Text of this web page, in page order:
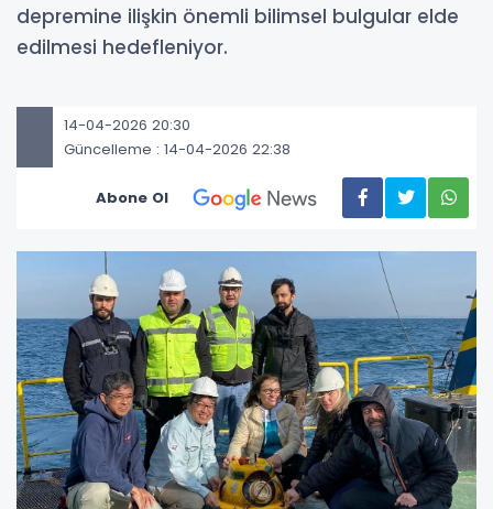
depremine ilişkin önemli bilimsel bulgular elde
edilmesi hedefleniyor.
14-04-2026 20:30
Güncelleme : 14-04-2026 22:38
Abone Ol